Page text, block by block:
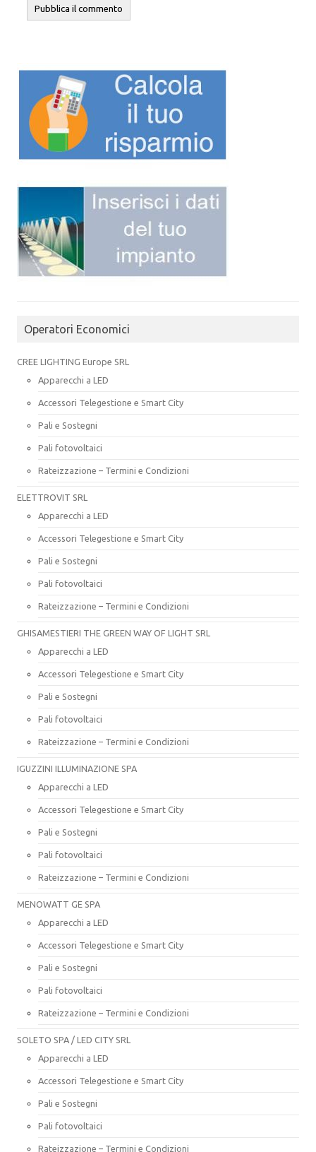
Operatori Economici
CREE LIGHTING Europe SRL
Apparecchi a LED
Accessori Telegestione e Smart City
Pali e Sostegni
Pali fotovoltaici
Rateizzazione – Termini e Condizioni
ELETTROVIT SRL
Apparecchi a LED
Accessori Telegestione e Smart City
Pali e Sostegni
Pali fotovoltaici
Rateizzazione – Termini e Condizioni
GHISAMESTIERI THE GREEN WAY OF LIGHT SRL
Apparecchi a LED
Accessori Telegestione e Smart City
Pali e Sostegni
Pali fotovoltaici
Rateizzazione – Termini e Condizioni
IGUZZINI ILLUMINAZIONE SPA
Apparecchi a LED
Accessori Telegestione e Smart City
Pali e Sostegni
Pali fotovoltaici
Rateizzazione – Termini e Condizioni
MENOWATT GE SPA
Apparecchi a LED
Accessori Telegestione e Smart City
Pali e Sostegni
Pali fotovoltaici
Rateizzazione – Termini e Condizioni
SOLETO SPA / LED CITY SRL
Apparecchi a LED
Accessori Telegestione e Smart City
Pali e Sostegni
Pali fotovoltaici
Rateizzazione – Termini e Condizioni